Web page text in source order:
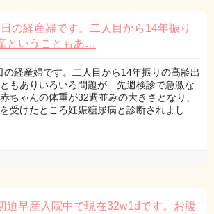
の経産婦です。二人目から14年振り
ということもあ…
の経産婦です。二人目から14年振りの高齢出
もありいろいろ問題が…先週検診で急激な
ちゃんの体重が32週並みの大きさとなり、
受けたところ妊娠糖尿病と診断されまし
迫早産入院中で現在32w1dです。お腹